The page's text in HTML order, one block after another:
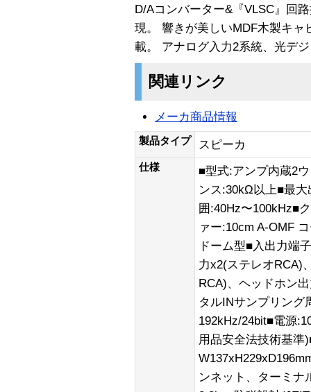
D/Aコンバーター&『VLSC』回
現。 響きが美しいMDF木製キャ
載。 アナログ入力2系統、光デ
関連リンク
メーカ商品情報
製品タイプ スピーカ
仕様
■型式:アンプ内蔵2
ンス:30kΩ以上■最
囲:40Hz〜100kHz■
ァー:10cm A-OMF
ドーム型■入出力端
力x2(ステレオRCA)
RCA)、ヘッドホン
タルINサンプリング
192kHz/24bit■電源
用品安全法技術基準
ンネット、ターミナ